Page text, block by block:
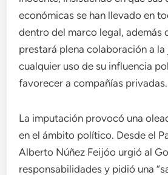
económicas se han llevado en
dentro del marco legal, además
prestará plena colaboración a
cualquier uso de su influencia
favorecer a compañías privadas.
La imputación provocó una
en el ámbito político. Desde el
Alberto Núñez Feijóo urgió al
responsabilidades y pidió una